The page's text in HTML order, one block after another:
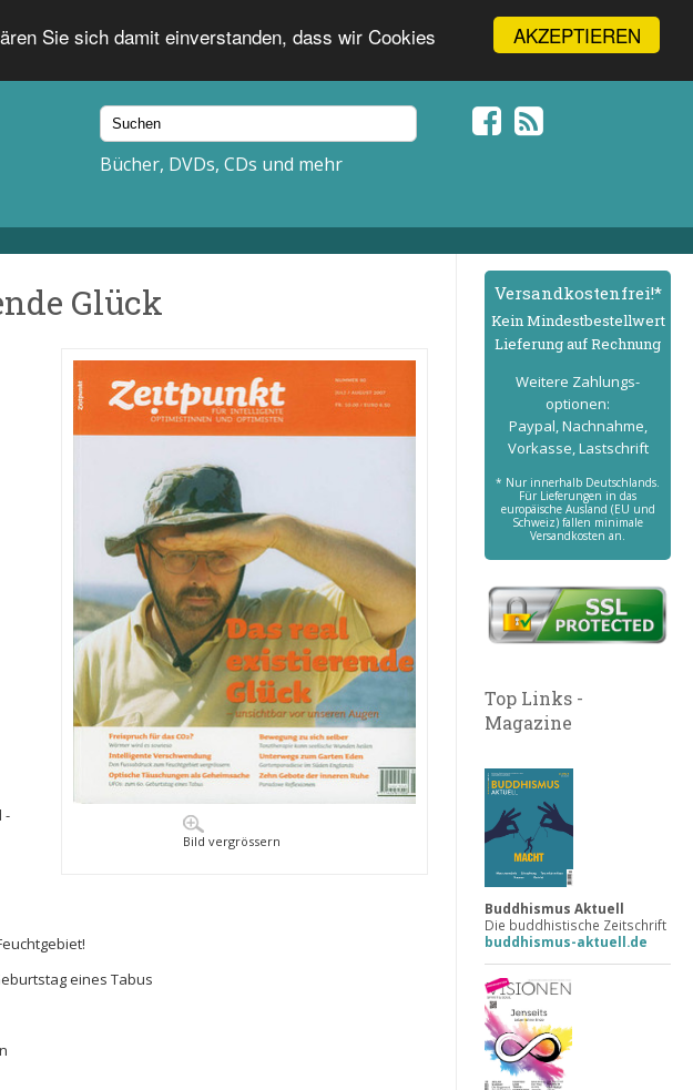
AKZEPTIEREN
Sie sich damit einverstanden, dass wir Cookies
Bücher, DVDs, CDs und mehr
Glück
Bild vergrössern
-
eines Tabus
Versand­kostenfrei!*
Kein Mindest­bestell­wert
Lieferung auf Rechnung
Weitere Zahlungs­
optionen:
Paypal, Nachnahme,
Vorkasse, Lastschrift
* Nur innerhalb Deutschlands.
Für Lieferungen in das
europäische Ausland (EU und
Schweiz) fallen minimale
Versandkosten an.
Top Links -
Magazine
Buddhismus Aktuell
Die buddhistische Zeitschrift
buddhismus-aktuell.de